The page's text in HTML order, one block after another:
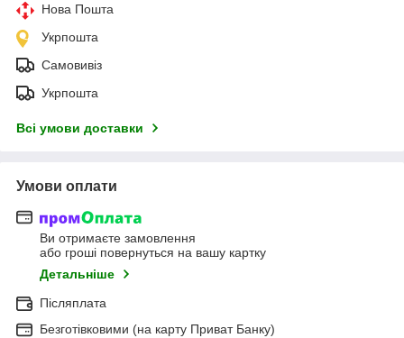
Нова Пошта
Укрпошта
Самовивіз
Укрпошта
Всі умови доставки
Умови оплати
Ви отримаєте замовлення
або гроші повернуться на вашу картку
Детальніше
Післяплата
Безготівковими (на карту Приват Банку)